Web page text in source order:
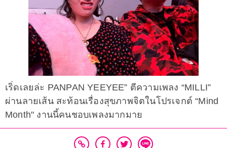
เริ่ดเลยล่ะ PANPAN YEEYEE” ตีความเพลง “MILLI”
ผ่านลายเส้น สะท้อนเรื่องสุขภาพจิตในโปรเจกต์ “Mind
Month" งานนี้คนชอบเพลงมากมาย